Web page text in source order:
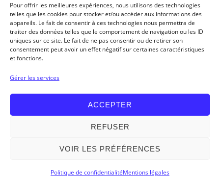
Pour offrir les meilleures expériences, nous utilisons des technologies
telles que les cookies pour stocker et/ou accéder aux informations des
appareils. Le fait de consentir à ces technologies nous permettra de
traiter des données telles que le comportement de navigation ou les ID
uniques sur ce site. Le fait de ne pas consentir ou de retirer son
consentement peut avoir un effet négatif sur certaines caractéristiques
et fonctions.
Gérer les services
ACCEPTER
REFUSER
VOIR LES PRÉFÉRENCES
Politique de confidentialitéMentions légales
MATÉRIELS D’ABATTOIRS
PROCESS AGROALIMENTAIRE
QUI SOMMES-NOUS ?
Contactons-nous